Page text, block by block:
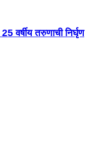
वर्षीय तरुणाची निर्घृण